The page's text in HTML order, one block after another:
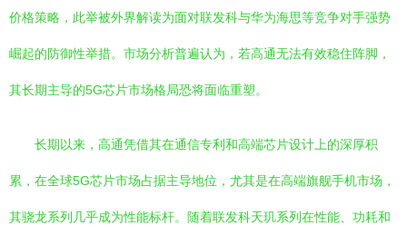
价格策略，此举被外界解读为面对联发科与华为海思等竞争对手强势
崛起的防御性举措。市场分析普遍认为，若高通无法有效稳住阵脚，
其长期主导的5G芯片市场格局恐将面临重塑。
长期以来，高通凭借其在通信专利和高端芯片设计上的深厚积
累，在全球5G芯片市场占据主导地位，尤其是在高端旗舰手机市场，
其骁龙系列几乎成为性能标杆。随着联发科天玑系列在性能、功耗和